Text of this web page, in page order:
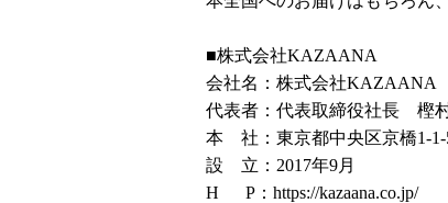
■株式会社KAZAANA
会社名：株式会社KAZAANA
代表者：代表取締役社長 樫
本 社：東京都中央区京橋1-1-
設 立：2017年9月
H P： https://kazaana.co.jp/